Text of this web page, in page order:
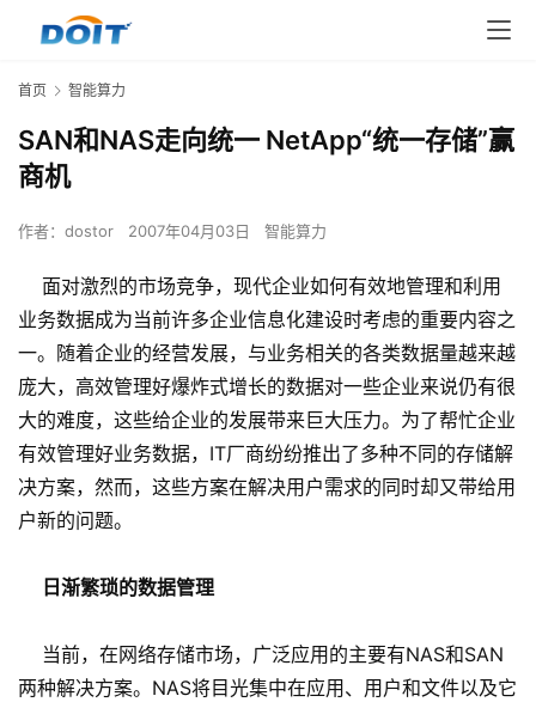
首页 智能算力
SAN和NAS走向统一 NetApp“统一存储”赢
商机
作者： dostor 2007年04月03日 智能算力
面对激烈的市场竞争，现代企业如何有效地管理和利用
业务数据成为当前许多企业信息化建设时考虑的重要内容之
一。随着企业的经营发展，与业务相关的各类数据量越来越
庞大，高效管理好爆炸式增长的数据对一些企业来说仍有很
大的难度，这些给企业的发展带来巨大压力。为了帮忙企业
有效管理好业务数据，IT厂商纷纷推出了多种不同的存储解
决方案，然而，这些方案在解决用户需求的同时却又带给用
户新的问题。
日渐繁琐的数据管理
当前，在网络存储市场，广泛应用的主要有NAS和SAN
两种解决方案。NAS将目光集中在应用、用户和文件以及它